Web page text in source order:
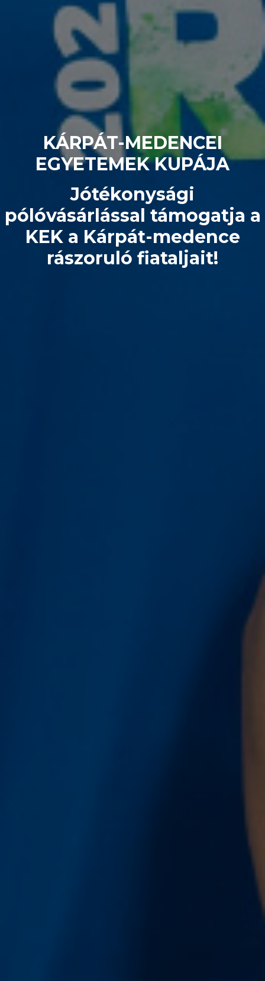
KÁRPÁT-MEDENCEI
EGYETEMEK KUPÁJA
Jótékonysági
pólóvásárlással támogatja a
KEK a Kárpát-medence
rászoruló fiataljait!